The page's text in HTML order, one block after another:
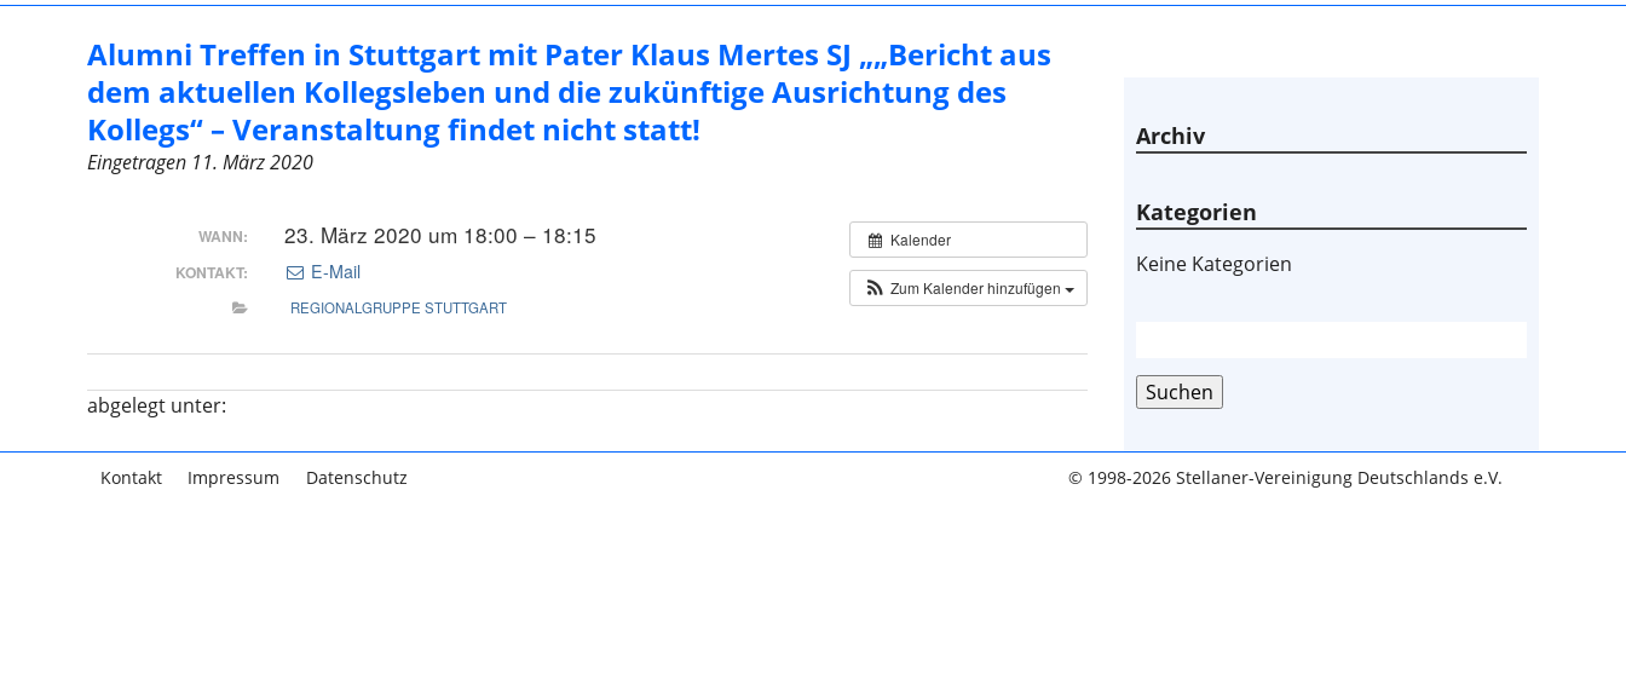
Alumni Treffen in Stuttgart mit Pater Klaus Mertes SJ „„Bericht aus
dem aktuellen Kollegsleben und die zukünftige Ausrichtung des
Kollegs“ – Veranstaltung findet nicht statt!
Eingetragen 11. März 2020
Kalender
Zum Kalender hinzufügen
WANN: 23. März 2020 um 18:00 – 18:15
KONTAKT: E-Mail
REGIONALGRUPPE STUTTGART
abgelegt unter:
Archiv
Kategorien
Keine Kategorien
Suchen
Kontakt Impressum Datenschutz © 1998-2026 Stellaner-Vereinigung Deutschlands e.V.